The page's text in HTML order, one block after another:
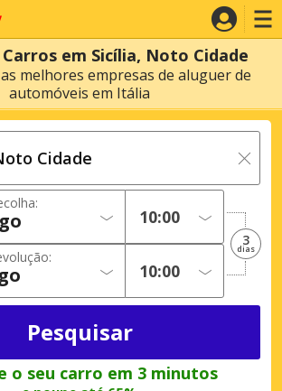
em Sicília, Noto Cidade
melhores empresas de aluguer de
automóveis em Itália
3
dias
o seu carro em 3 minutos